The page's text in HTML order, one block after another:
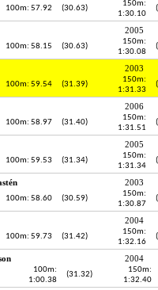
100m: 57.92 (30.63)
150m:
1:30.10
2005
100m: 58.15 (30.63)
150m:
1:30.08
2003
100m: 59.54 (31.39)
150m:
1:31.33
2006
100m: 58.97 (31.40)
150m:
1:31.51
2005
100m: 59.53 (31.34)
150m:
1:31.34
2003
100m: 58.60 (30.59)
150m:
1:30.87
2004
100m: 59.73 (31.42)
150m:
1:32.16
2004
100m:
1:00.38
(31.32)
150m:
1:32.40